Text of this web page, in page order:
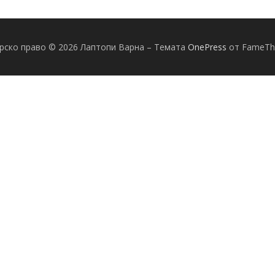
право © 2026 Лаптопи Варна – Темата OnePress от